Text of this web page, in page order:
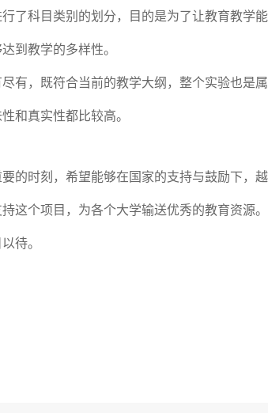
了科目类别的划分，目的是为了让教育教学能
到教学的多样性。
有，既符合当前的教学大纲，整个实验也是属
和真实性都比较高。
的时刻，希望能够在国家的支持与鼓励下，越
这个项目，为各个大学输送优秀的教育资源。
待。